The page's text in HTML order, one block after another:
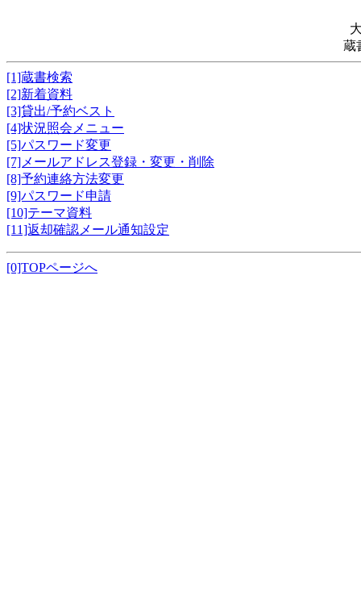
蔵
[1]蔵書検索
[2]新着資料
[3]貸出/予約ベスト
[4]状況照会メニュー
[5]パスワード変更
[7]メールアドレス登録・変更・削除
[8]予約連絡方法変更
[9]パスワード申請
[10]テーマ資料
[11]返却確認メール通知設定
[0]TOPページへ